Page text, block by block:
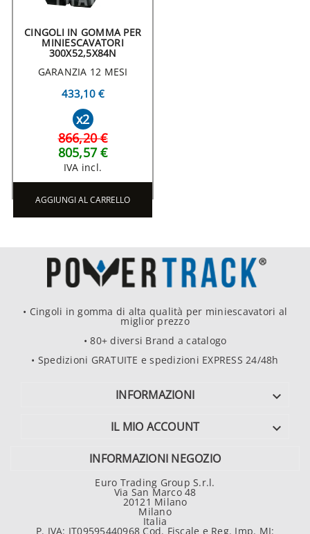
CINGOLI IN GOMMA PER
MINIESCAVATORI
300X52,5X84N
GARANZIA 12 MESI
433,10 €
x2
866,20 €
805,57 €
IVA incl.
AGGIUNGI AL CARRELLO
• Cingoli in gomma di alta qualità per miniescavatori al
miglior prezzo
• 80+ diversi Brand a catalogo
• Spedizioni GRATUITE e spedizioni EXPRESS 24/48h
INFORMAZIONI 
IL MIO ACCOUNT 
INFORMAZIONI NEGOZIO
Euro Trading Group S.r.l.
Via San Marco 48
20121 Milano
Milano
Italia
P. IVA: IT09595440968 Cod. Fiscale e Reg. Imp. MI: